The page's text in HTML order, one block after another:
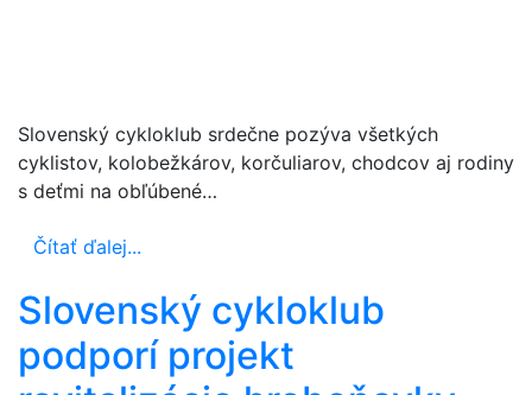
Slovenský cykloklub srdečne pozýva všetkých
cyklistov, kolobežkárov, korčuliarov, chodcov aj rodiny
s deťmi na obľúbené…
Čítať ďalej...
Slovenský cykloklub
podporí projekt